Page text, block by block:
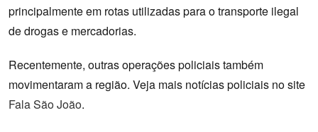
principalmente em rotas utilizadas para o transporte ilegal
de drogas e mercadorias.
Recentemente, outras operações policiais também
movimentaram a região. Veja mais notícias policiais no site
Fala São João.